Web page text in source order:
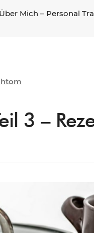
Über Mich – Personal
3 –